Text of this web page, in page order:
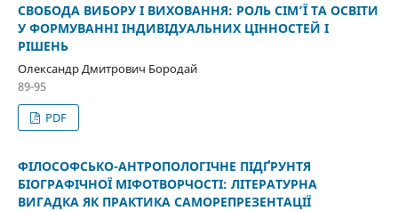
СВОБОДА ВИБОРУ І ВИХОВАННЯ: РОЛЬ СІМ’Ї ТА ОСВІТИ
У ФОРМУВАННІ ІНДИВІДУАЛЬНИХ ЦІННОСТЕЙ І
РІШЕНЬ
Олександр Дмитрович Бородай
89-95
PDF
ФІЛОСОФСЬКО-АНТРОПОЛОГІЧНЕ ПІДҐРУНТЯ
БІОГРАФІЧНОЇ МІФОТВОРЧОСТІ: ЛІТЕРАТУРНА
ВИГАДКА ЯК ПРАКТИКА САМОРЕПРЕЗЕНТАЦІЇ